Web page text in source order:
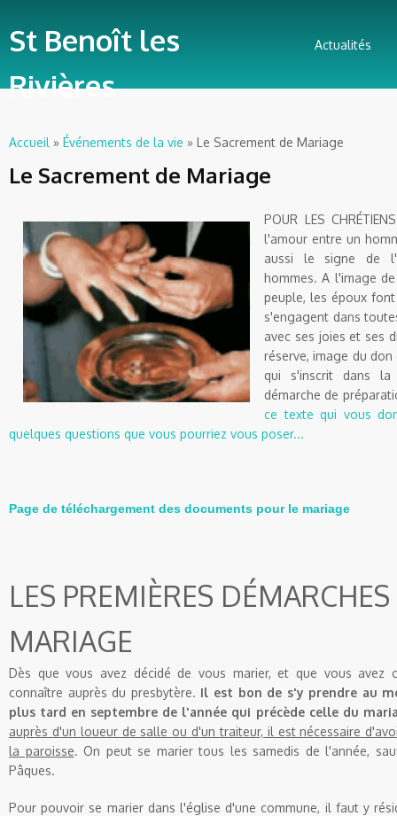
St Benoît les
Rivières
Actualités
Vous êtes ici
Accueil » Événements de la vie » Le Sacrement de Mariage
Le Sacrement de Mariage
POUR LES
l'amour entre un
aussi le signe de
hommes. A l'image
peuple, les époux
s'engagent dans
avec ses joies et ses
réserve, image du
qui s'inscrit dans
démarche de
ce texte qui vous
quelques questions que vous pourriez vous poser...
Page de téléchargement des documents pour le mariage
LES PREMIÈRES
MARIAGE
Dès que vous avez décidé de vous marier, et que vous avez
connaître auprès du presbytère. Il est bon de s'y prendre au
plus tard en septembre de l'année qui précède celle du
auprès d'un loueur de salle ou d'un traiteur, il est nécessaire
la paroisse. On peut se marier tous les samedis de l'année,
Pâques.
Pour pouvoir se marier dans l'église d'une commune, il faut y